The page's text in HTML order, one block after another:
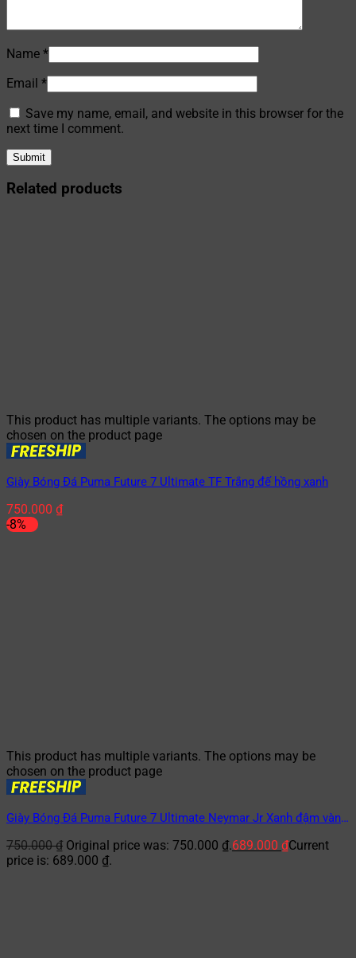
Name *
Email *
Save my name, email, and website in this browser for the
next time I comment.
Related products
This product has multiple variants. The options may be
chosen on the product page
Giày Bóng Đá Puma Future 7 Ultimate TF Trắng đế hồng xanh
750.000 ₫
-8%
This product has multiple variants. The options may be
chosen on the product page
Giày Bóng Đá Puma Future 7 Ultimate Neymar Jr Xanh đậm vàng
750.000₫ Original price was: 750.000 ₫.689.000 ₫Current
price is: 689.000 ₫.